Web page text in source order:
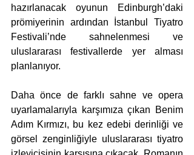
hazırlanacak oyunun Edinburgh’daki
prömiyerinin ardından İstanbul Tiyatro
Festivali’nde sahnelenmesi ve
uluslararası festivallerde yer alması
planlanıyor.
Daha önce de farklı sahne ve opera
uyarlamalarıyla karşımıza çıkan Benim
Adım Kırmızı, bu kez edebi derinliği ve
görsel zenginliğiyle uluslararası tiyatro